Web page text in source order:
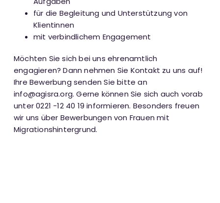
für die Begleitung und Unterstützung von
Klientinnen
mit verbindlichem Engagement
Möchten Sie sich bei uns ehrenamtlich
engagieren? Dann nehmen Sie Kontakt zu uns auf!
Ihre Bewerbung senden Sie bitte an
info@agisra.org. Gerne können Sie sich auch vorab
unter0221 -12 40 19 informieren. Besonders freuen
wir uns über Bewerbungen von Frauen mit
Migrationshintergrund.